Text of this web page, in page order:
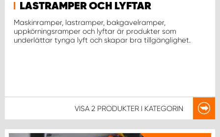
LASTRAMPER OCH LYFTAR
Maskinramper, lastramper, bakgavelramper,
uppkörningsramper och lyftar är produkter som
underlättar tynga lyft och skapar bra tillgänglighet.
VISA 2 PRODUKTER I KATEGORIN